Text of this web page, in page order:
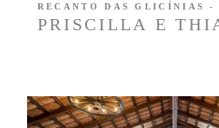
PRISCILLA E
RECANTO DAS GLICÍNIAS -